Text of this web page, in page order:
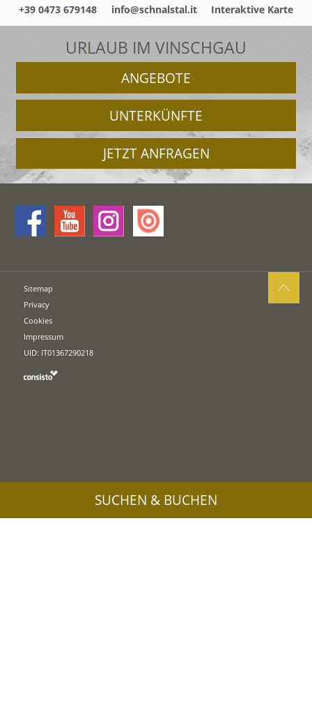
+39 0473 679148 info@schnalstal.it Interaktive Karte
URLAUB IM VINSCHGAU
ANGEBOTE
UNTERKÜNFTE
JETZT ANFRAGEN
Sitemap
Privacy
Cookies
Impressum
UID: IT01367290218
SUCHEN & BUCHEN